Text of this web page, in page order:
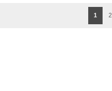
1 2